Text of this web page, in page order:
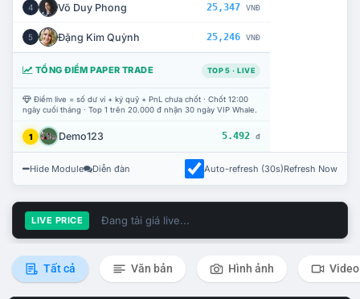
4 Võ Duy Phong 25,347 VNĐ
5 Đặng Kim Quỳnh 25,246 VNĐ
TỔNG ĐIỂM PAPER TRADE TOP 5 · LIVE
Điểm live = số dư ví + ký quỹ + PnL chưa chốt · Chốt 12:00
ngày cuối tháng · Top 1 trên 20.000 đ nhận 30 ngày VIP Whale.
1 Demo123 5.492 đ
Hide Module Diễn đàn Auto-refresh (30s)Refresh Now
LIVE PRICE Đang tải giá live...
Tất cả Văn bản Hình ảnh Video